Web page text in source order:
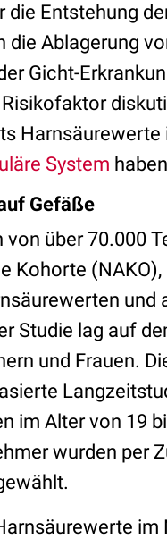
die Entstehung
die Ablagerung
Gicht-
System
Gefäße
von über 70.000
Kohorte
Studie lag auf
und Frauen.
im Alter von 19
wurden per